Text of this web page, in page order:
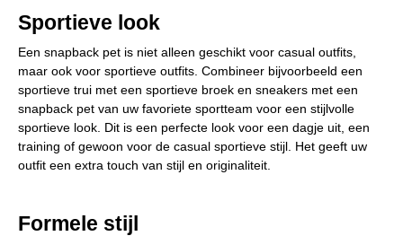
Sportieve look
Een snapback pet is niet alleen geschikt voor casual outfits,
maar ook voor sportieve outfits. Combineer bijvoorbeeld een
sportieve trui met een sportieve broek en sneakers met een
snapback pet van uw favoriete sportteam voor een stijlvolle
sportieve look. Dit is een perfecte look voor een dagje uit, een
training of gewoon voor de casual sportieve stijl. Het geeft uw
outfit een extra touch van stijl en originaliteit.
Formele stijl